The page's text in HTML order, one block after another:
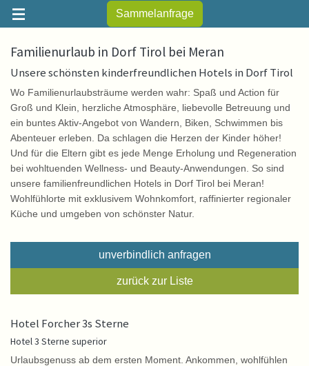
Sammelanfrage
Familienurlaub in Dorf Tirol bei Meran
Unsere schönsten kinderfreundlichen Hotels in Dorf Tirol
Wo Familienurlaubsträume werden wahr: Spaß und Action für
Groß und Klein, herzliche Atmosphäre, liebevolle Betreuung und
ein buntes Aktiv-Angebot von Wandern, Biken, Schwimmen bis
Abenteuer erleben. Da schlagen die Herzen der Kinder höher!
Und für die Eltern gibt es jede Menge Erholung und Regeneration
bei wohltuenden Wellness- und Beauty-Anwendungen. So sind
unsere familienfreundlichen Hotels in Dorf Tirol bei Meran!
Wohlfühlorte mit exklusivem Wohnkomfort, raffinierter regionaler
Küche und umgeben von schönster Natur.
unverbindlich anfragen
zurück zur Liste
Hotel Forcher 3s Sterne
Hotel 3 Sterne superior
Urlaubsgenuss ab dem ersten Moment. Ankommen, wohlfühlen